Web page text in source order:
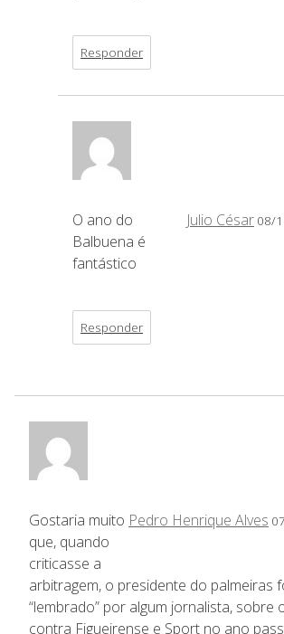
Responder
Julio César 08/
O ano do
Balbuena é
fantástico
Responder
Pedro Henrique Alves
Gostaria muito
que, quando
criticasse a
arbitragem, o presidente do palmeiras
“lembrado” por algum jornalista, sobre
contra Figueirense e Sport no ano